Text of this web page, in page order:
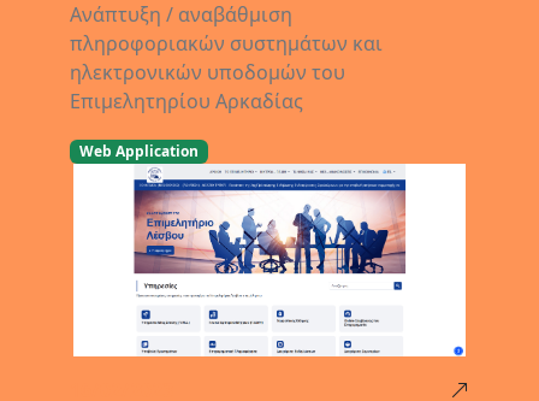
Ανάπτυξη / αναβάθμιση
πληροφοριακών συστημάτων και
ηλεκτρονικών υποδομών του
Επιμελητηρίου Αρκαδίας
Web Application